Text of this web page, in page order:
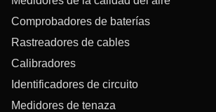
Comprobadores de baterías
Rastreadores de cables
Calibradores
Identificadores de circuito
Medidores de tenaza